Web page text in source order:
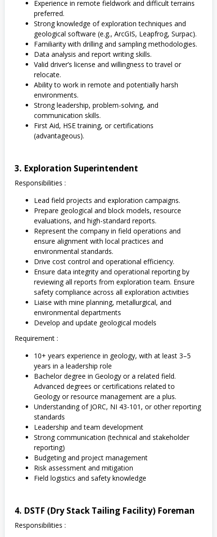
Experience in remote fieldwork and difficult terrains
preferred.
Strong knowledge of exploration techniques and
geological software (e.g., ArcGIS, Leapfrog, Surpac).
Familiarity with drilling and sampling methodologies.
Data analysis and report writing skills.
Valid driver’s license and willingness to travel or
relocate.
Ability to work in remote and potentially harsh
environments.
Strong leadership, problem-solving, and
communication skills.
First Aid, HSE training, or certifications
(advantageous).
3. Exploration Superintendent
Responsibilities :
Lead field projects and exploration campaigns.
Prepare geological and block models, resource
evaluations, and high-standard reports.
Represent the company in field operations and
ensure alignment with local practices and
environmental standards.
Drive cost control and operational efficiency.
Ensure data integrity and operational reporting by
reviewing all reports from exploration team. Ensure
safety compliance across all exploration activities
Liaise with mine planning, metallurgical, and
environmental departments
Develop and update geological models
Requirement :
10+ years experience in geology, with at least 3–5
years in a leadership role
Bachelor degree in Geology or a related field.
Advanced degrees or certifications related to
Geology or resource management are a plus.
Understanding of JORC, NI 43-101, or other reporting
standards
Leadership and team development
Strong communication (technical and stakeholder
reporting)
Budgeting and project management
Risk assessment and mitigation
Field logistics and safety knowledge
4. DSTF (Dry Stack Tailing Facility) Foreman
Responsibilities :